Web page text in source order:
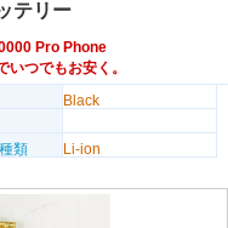
テリー
Pro Phone
つでもお安く。
Black
類
Li-ion